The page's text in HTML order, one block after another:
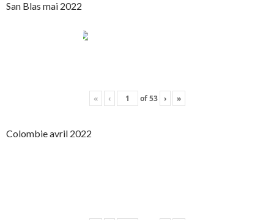
San Blas mai 2022
« ‹ of53 › »
Colombie avril 2022